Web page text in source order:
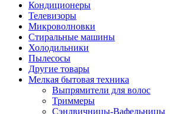
Кондиционеры
Телевизоры
Микроволновки
Стиральные машины
Холодильники
Пылесосы
Другие товары
Мелкая бытовая техника
Выпрямители для волос
Триммеры
Сэндвичницы-Вафельницы